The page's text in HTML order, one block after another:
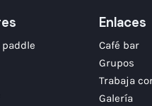
Enlaces
Café bar
Grupos
Trabaja
Galería